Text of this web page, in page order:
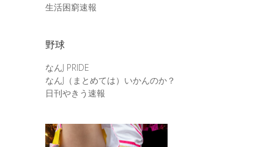
生活困窮速報
野球
なんJ PRIDE
なんJ（まとめては）いかんのか？
日刊やきう速報